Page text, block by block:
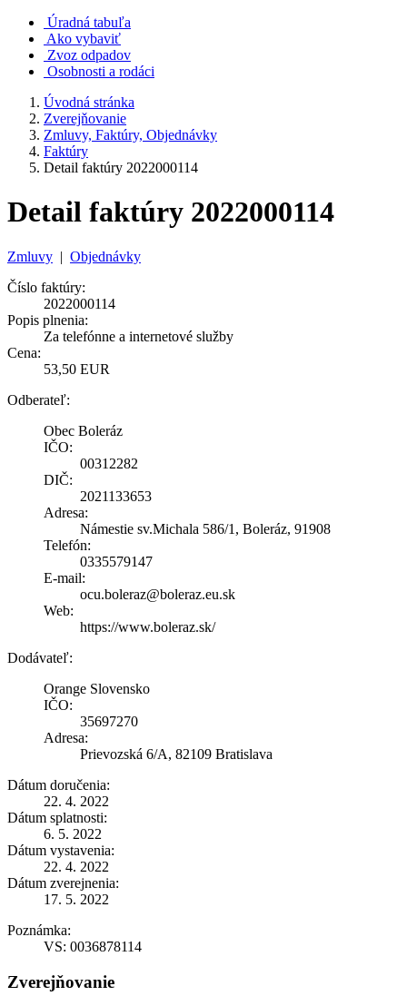
Úradná tabuľa
Ako vybaviť
Zvoz odpadov
Osobnosti a rodáci
Úvodná stránka
Zverejňovanie
Zmluvy, Faktúry, Objednávky
Faktúry
Detail faktúry 2022000114
Detail faktúry 2022000114
Zmluvy | Objednávky
Číslo faktúry:
2022000114
Popis plnenia:
Za telefónne a internetové služby
Cena:
53,50 EUR
Odberateľ:
Obec Boleráz
IČO:
00312282
DIČ:
2021133653
Adresa:
Námestie sv.Michala 586/1, Boleráz, 91908
Telefón:
0335579147
E-mail:
ocu.boleraz@boleraz.eu.sk
Web:
https://www.boleraz.sk/
Dodávateľ:
Orange Slovensko
IČO:
35697270
Adresa:
Prievozská 6/A, 82109 Bratislava
Dátum doručenia:
22. 4. 2022
Dátum splatnosti:
6. 5. 2022
Dátum vystavenia:
22. 4. 2022
Dátum zverejnenia:
17. 5. 2022
Poznámka:
VS: 0036878114
Zverejňovanie